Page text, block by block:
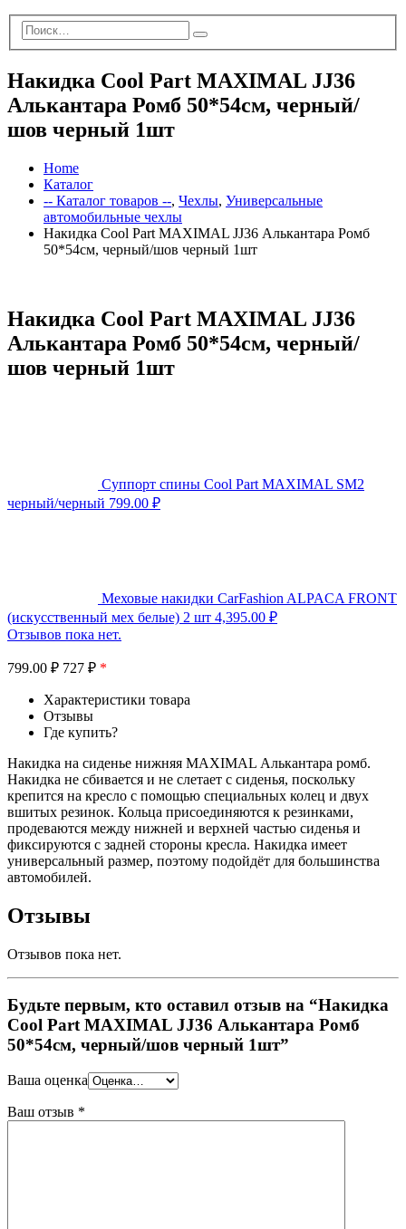
Накидка Cool Part MAXIMAL JJ36
Алькантара Ромб 50*54см, черный/
шов черный 1шт
Home
Каталог
-- Каталог товаров --, Чехлы, Универсальные
автомобильные чехлы
Накидка Cool Part MAXIMAL JJ36 Алькантара Ромб
50*54см, черный/шов черный 1шт
Накидка Cool Part MAXIMAL JJ36
Алькантара Ромб 50*54см, черный/
шов черный 1шт
Суппорт спины Cool Part MAXIMAL SM2
черный/черный 799.00 ₽
Меховые накидки CarFashion ALPACA FRONT
(искусственный мех белые) 2 шт 4,395.00 ₽
Отзывов пока нет.
799.00 ₽ 727 ₽ *
Характеристики товара
Отзывы
Где купить?
Накидка на сиденье нижняя MAXIMAL Алькантара ромб.
Накидка не сбивается и не слетает с сиденья, поскольку
крепится на кресло с помощью специальных колец и двух
вшитых резинок. Кольца присоединяются к резинками,
продеваются между нижней и верхней частью сиденья и
фиксируются с задней стороны кресла. Накидка имеет
универсальный размер, поэтому подойдёт для большинства
автомобилей.
Отзывы
Отзывов пока нет.
Будьте первым, кто оставил отзыв на “Накидка
Cool Part MAXIMAL JJ36 Алькантара Ромб
50*54см, черный/шов черный 1шт”
Ваша оценка
Ваш отзыв *